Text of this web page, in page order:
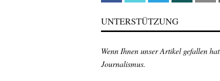
UNTERSTÜTZUNG
Wenn Ihnen unser Artikel gefallen
Journalismus.